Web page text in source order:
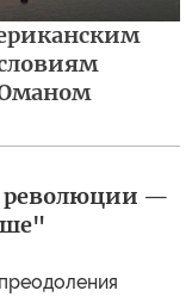
Оманом
революции —